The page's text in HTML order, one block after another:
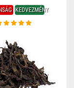
KEDVEZMÉNY